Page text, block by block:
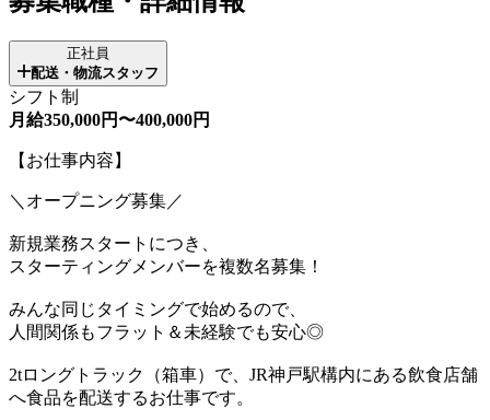
正社員
配送・物流スタッフ
シフト制
月給350,000円〜400,000円
【お仕事内容】
＼オープニング募集／
新規業務スタートにつき、
スターティングメンバーを複数名募集！
みんな同じタイミングで始めるので、
人間関係もフラット＆未経験でも安心◎
2tロングトラック（箱車）で、JR神戸駅構内にある飲食店舗
へ食品を配送するお仕事です。